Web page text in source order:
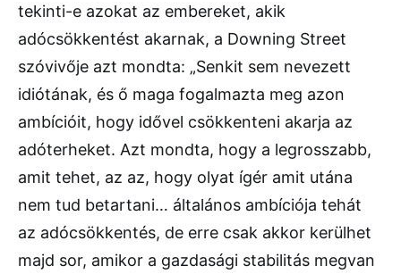
tekinti-e azokat az embereket, akik
adócsökkentést akarnak, a Downing Street
szóvivője azt mondta: „Senkit sem nevezett
idiótának, és ő maga fogalmazta meg azon
ambícióit, hogy idővel csökkenteni akarja az
adóterheket. Azt mondta, hogy a legrosszabb,
amit tehet, az az, hogy olyat ígér amit utána
nem tud betartani… általános ambíciója tehát
az adócsökkentés, de erre csak akkor kerülhet
majd sor, amikor a gazdasági stabilitás megvan